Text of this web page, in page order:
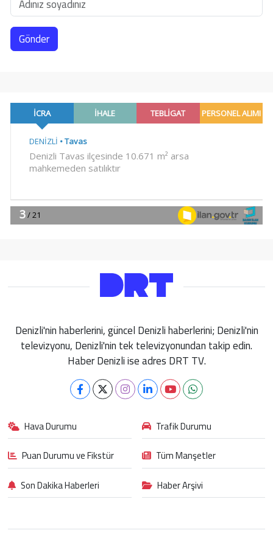
Gönder
Denizli'nin haberlerini, güncel Denizli haberlerini; Denizli'nin
televizyonu, Denizli'nin tek televizyonundan takip edin.
Haber Denizli ise adres DRT TV.
Hava Durumu
Trafik Durumu
Puan Durumu ve Fikstür
Tüm Manşetler
Son Dakika Haberleri
Haber Arşivi